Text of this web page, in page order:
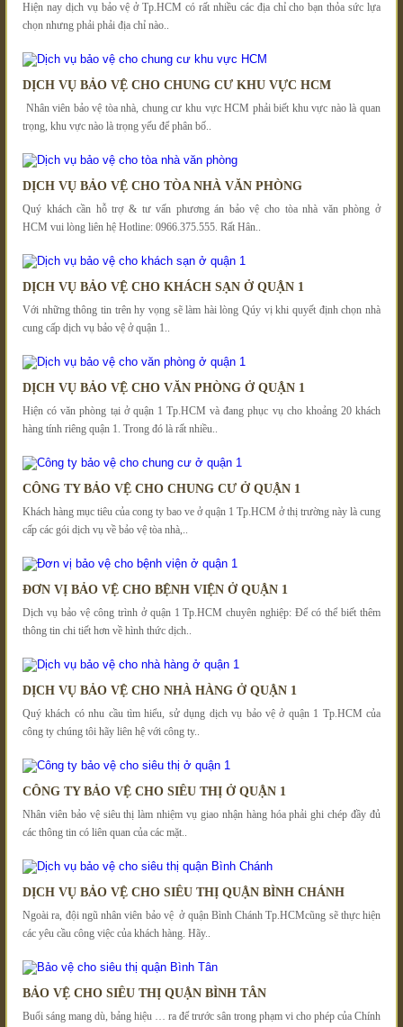
Hiện nay dịch vụ bảo vệ ở Tp.HCM có rất nhiều các địa chỉ cho bạn thỏa sức lựa
chọn nhưng phải phải địa chỉ nào..
DỊCH VỤ BẢO VỆ CHO CHUNG CƯ KHU VỰC HCM
Nhân viên bảo vệ tòa nhà, chung cư khu vực HCM phải biết khu vực nào là quan
trọng, khu vực nào là trọng yếu để phân bố..
DỊCH VỤ BẢO VỆ CHO TÒA NHÀ VĂN PHÒNG
Quý khách cần hỗ trợ & tư vấn phương án bảo vệ cho tòa nhà văn phòng ở
HCM vui lòng liên hệ Hotline: 0966.375.555. Rất Hân..
DỊCH VỤ BẢO VỆ CHO KHÁCH SẠN Ở QUẬN 1
Với những thông tin trên hy vọng sẽ làm hài lòng Qúy vị khi quyết định chọn nhà
cung cấp dịch vụ bảo vệ ở quận 1..
DỊCH VỤ BẢO VỆ CHO VĂN PHÒNG Ở QUẬN 1
Hiện có văn phòng tại ở quận 1 Tp.HCM và đang phục vụ cho khoảng 20 khách
hàng tính riêng quận 1. Trong đó là rất nhiều..
CÔNG TY BẢO VỆ CHO CHUNG CƯ Ở QUẬN 1
Khách hàng mục tiêu của cong ty bao ve ở quận 1 Tp.HCM ở thị trường này là cung
cấp các gói dịch vụ về bảo vệ tòa nhà,..
ĐƠN VỊ BẢO VỆ CHO BỆNH VIỆN Ở QUẬN 1
Dịch vụ bảo vệ công trình ở quận 1 Tp.HCM chuyên nghiệp: Để có thể biết thêm
thông tin chi tiết hơn về hình thức dịch..
DỊCH VỤ BẢO VỆ CHO NHÀ HÀNG Ở QUẬN 1
Quý khách có nhu cầu tìm hiểu, sử dụng dịch vụ bảo vệ ở quận 1 Tp.HCM của
công ty chúng tôi hãy liên hệ với công ty..
CÔNG TY BẢO VỆ CHO SIÊU THỊ Ở QUẬN 1
Nhân viên bảo vệ siêu thị làm nhiệm vụ giao nhận hàng hóa phải ghi chép đầy đủ
các thông tin có liên quan của các mặt..
DỊCH VỤ BẢO VỆ CHO SIÊU THỊ QUẬN BÌNH CHÁNH
Ngoài ra, đội ngũ nhân viên bảo vệ ở quận Bình Chánh Tp.HCMcũng sẽ thực hiện
các yêu cầu công việc của khách hàng. Hãy..
BẢO VỆ CHO SIÊU THỊ QUẬN BÌNH TÂN
Buổi sáng mang dù, bảng hiệu … ra để trước sân trong phạm vi cho phép của Chính